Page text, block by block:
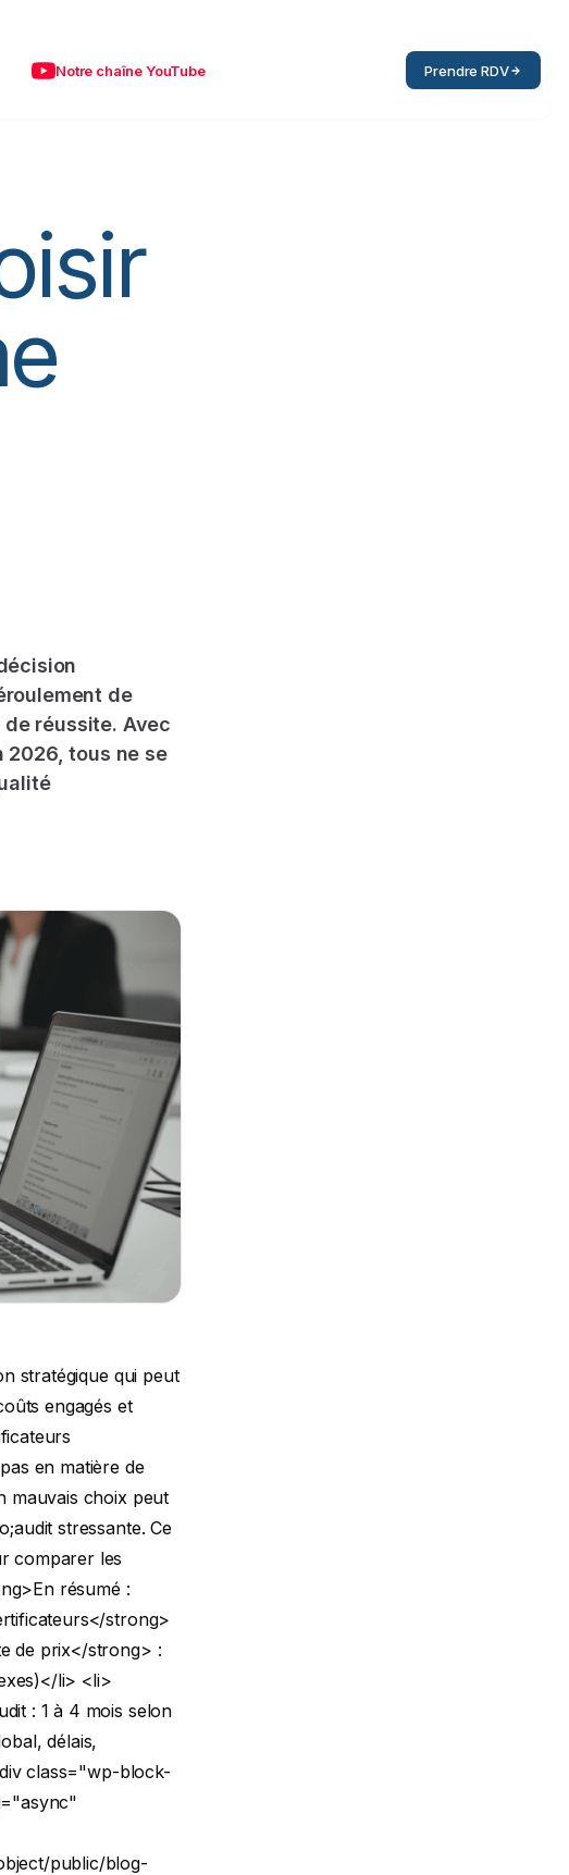
Notre chaîne YouTube Prendre RDV
de
réussite. Avec
tous ne se
stratégique qui peut
engagés et
en matière de
mauvais choix peut
stressante. Ce
comparer les
résumé :
strong>
de prix</strong> :
li> <li>
: 1 à 4 mois selon
délais,
class="wp-block-
public/blog-